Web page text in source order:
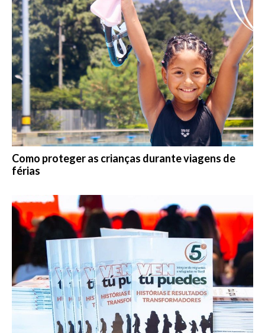
Como proteger as crianças durante viagens de
férias